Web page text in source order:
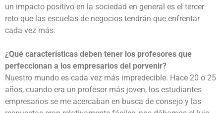
un impacto positivo en la sociedad en general es el tercer
reto que las escuelas de negocios tendrán que enfrentar
cada vez más.
¿Qué características deben tener los profesores que
perfeccionan a los empresarios del porvenir?
Nuestro mundo es cada vez más impredecible. Hace 20 o 25
años, cuando era un profesor más joven, los estudiantes
empresarios se me acercaban en busca de consejo y las